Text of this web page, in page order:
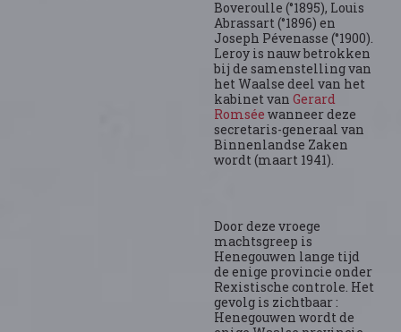
Boveroulle (°1895), Louis
Abrassart (°1896) en
Joseph Pévenasse (°1900).
Leroy is nauw betrokken
bij de samenstelling van
het Waalse deel van het
kabinet van Gerard
Romsée wanneer deze
secretaris-generaal van
Binnenlandse Zaken
wordt (maart 1941).
Door deze vroege
machtsgreep is
Henegouwen lange tijd
de enige provincie onder
Rexistische controle. Het
gevolg is zichtbaar :
Henegouwen wordt de